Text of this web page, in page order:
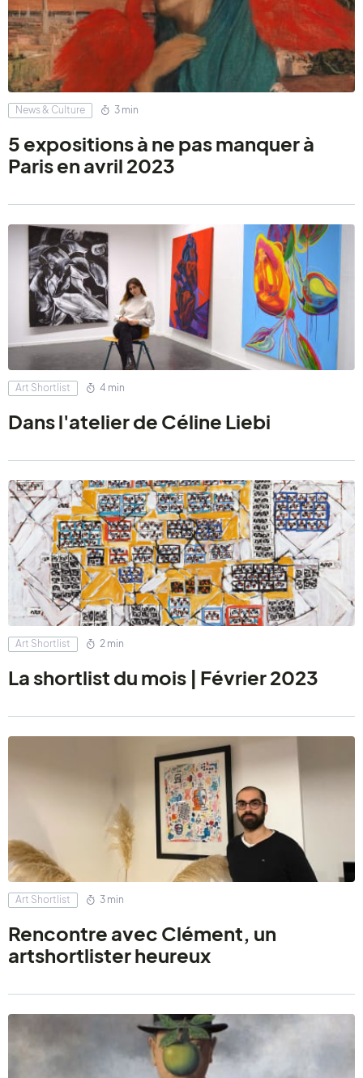
News & Culture 3 min
5 expositions à ne pas manquer à
Paris en avril 2023
Art Shortlist 4 min
Dans l'atelier de Céline Liebi
Art Shortlist 2 min
La shortlist du mois | Février 2023
Art Shortlist 3 min
Rencontre avec Clément, un
artshortlister heureux